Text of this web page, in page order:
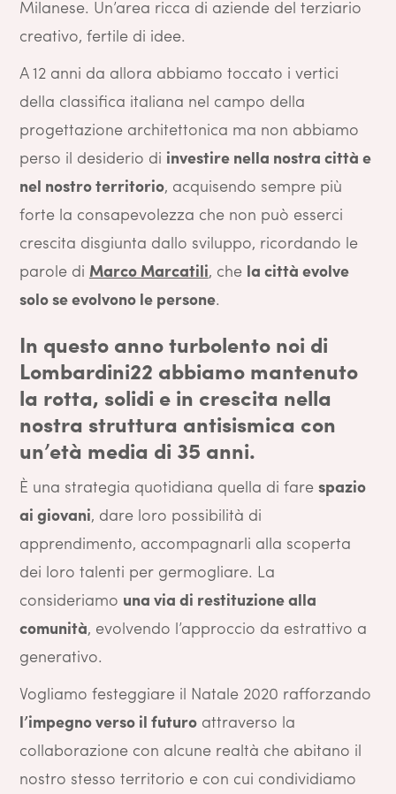
Milanese. Un’area ricca di aziende del terziario
creativo, fertile di idee.
A 12 anni da allora abbiamo toccato i vertici
della classifica italiana nel campo della
progettazione architettonica ma non abbiamo
perso il desiderio di investire nella nostra città e
nel nostro territorio, acquisendo sempre più
forte la consapevolezza che non può esserci
crescita disgiunta dallo sviluppo, ricordando le
parole di Marco Marcatili, che la città evolve
solo se evolvono le persone.
In questo anno turbolento noi di
Lombardini22 abbiamo mantenuto
la rotta, solidi e in crescita nella
nostra struttura antisismica con
un’età media di 35 anni.
È una strategia quotidiana quella di fare spazio
ai giovani, dare loro possibilità di
apprendimento, accompagnarli alla scoperta
dei loro talenti per germogliare. La
consideriamo una via di restituzione alla
comunità, evolvendo l’approccio da estrattivo a
generativo.
Vogliamo festeggiare il Natale 2020 rafforzando
l’impegno verso il futuroattraverso la
collaborazione con alcune realtà che abitano il
nostro stesso territorio e con cui condividiamo